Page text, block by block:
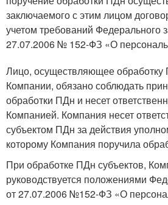
заключаемого с этим лицом
учетом требований Федерального
27.07.2006 № 152-ФЗ «О
Лицо, осуществляющее
Компании, обязано соблюдать
обработки ПДн и несет
Компанией. Компания несет
субъектом ПДн за действия
которому Компания поручила
При обработке ПДн субъектов,
руководствуется положениями
от 27.07.2006 №152-ФЗ «О